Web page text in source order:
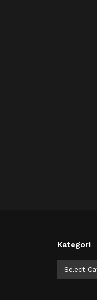
Kategori
Select